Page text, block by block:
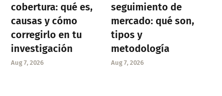
cobertura: qué es,
causas y cómo
corregirlo en tu
investigación
Aug 7, 2026
seguimiento de
mercado: qué son,
tipos y
metodología
Aug 7, 2026